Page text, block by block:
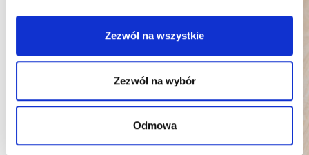
Zezwól na wszystkie
Zezwól na wybór
Odmowa